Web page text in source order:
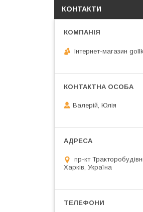
КОНТАКТИ
Інтернет-магазин
Валерій, Юлія
пр-кт
Харків, Україна